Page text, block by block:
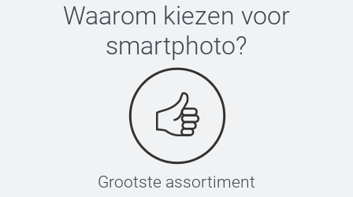
Waarom kiezen voor
smartphoto?
Grootste assortiment